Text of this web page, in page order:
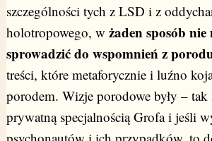
szczególności tych z LSD i z
holotropowego, w żaden sposób nie
sprowadzić do wspomnień z
treści, które metaforycznie i luźno
porodem. Wizje porodowe były –
prywatną specjalnością Grofa i jeśli